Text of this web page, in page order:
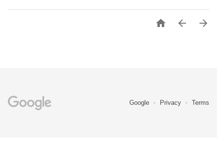
  
Google Privacy Terms